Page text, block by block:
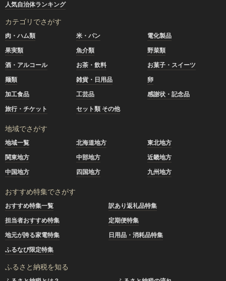
人気自治体ランキング
カテゴリでさがす
肉・ハム類 米・パン
電化製品
果実類
魚介類
野菜類
酒・アルコール
お茶・飲料
お菓子・スイーツ
麺類
雑貨・日用品
卵
加工食品
工芸品
感謝状・記念品
旅行・チケット
セット類 その他
地域でさがす
地域一覧 北海道地方
東北地方
関東地方
中部地方
近畿地方
中国地方
四国地方 九州地方
おすすめ特集でさがす
おすすめ特集一覧
訳あり返礼品特集
担当者おすすめ特集
定期便特集
地元が誇る家電特集
日用品・消耗品特集
ふるなび限定特集
ふるさと納税を知る